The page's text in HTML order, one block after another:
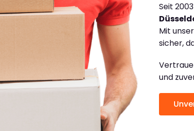
Seit
Mit
sicher,
und